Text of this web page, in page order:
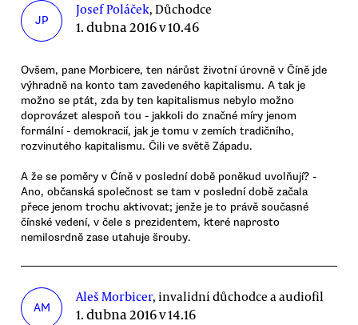
JP
Josef Poláček, Důchodce
1. dubna 2016 v 10.46
Ovšem, pane Morbicere, ten nárůst životní úrovně v Číně jde
výhradně na konto tam zavedeného kapitalismu. A tak je
možno se ptát, zda by ten kapitalismus nebylo možno
doprovázet alespoň tou - jakkoli do značné míry jenom
formální - demokracií, jak je tomu v zemích tradičního,
rozvinutého kapitalismu. Čili ve světě Západu.
A že se poměry v Číně v poslední době poněkud uvolňují? -
Ano, občanská společnost se tam v poslední době začala
přece jenom trochu aktivovat; jenže je to právě současné
čínské vedení, v čele s prezidentem, které naprosto
nemilosrdně zase utahuje šrouby.
AM
Aleš Morbicer, invalidní důchodce a audiofil
1. dubna 2016 v 14.16